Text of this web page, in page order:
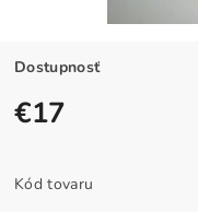
Dostupnosť
€17
Kód tovaru